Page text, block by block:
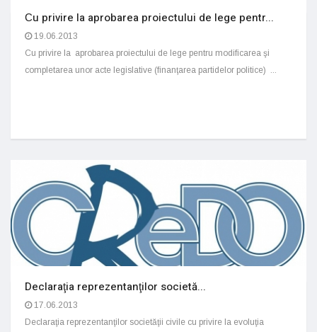
Сu privire la aprobarea proiectului de lege pentr...
19.06.2013
Cu privire la aprobarea proiectului de lege pentru modificarea şi
completarea unor acte legislative (finanţarea partidelor politice) ...
Declaraţia reprezentanţilor societă...
17.06.2013
Declaraţia reprezentanţilor societăţii civile cu privire la evoluţia